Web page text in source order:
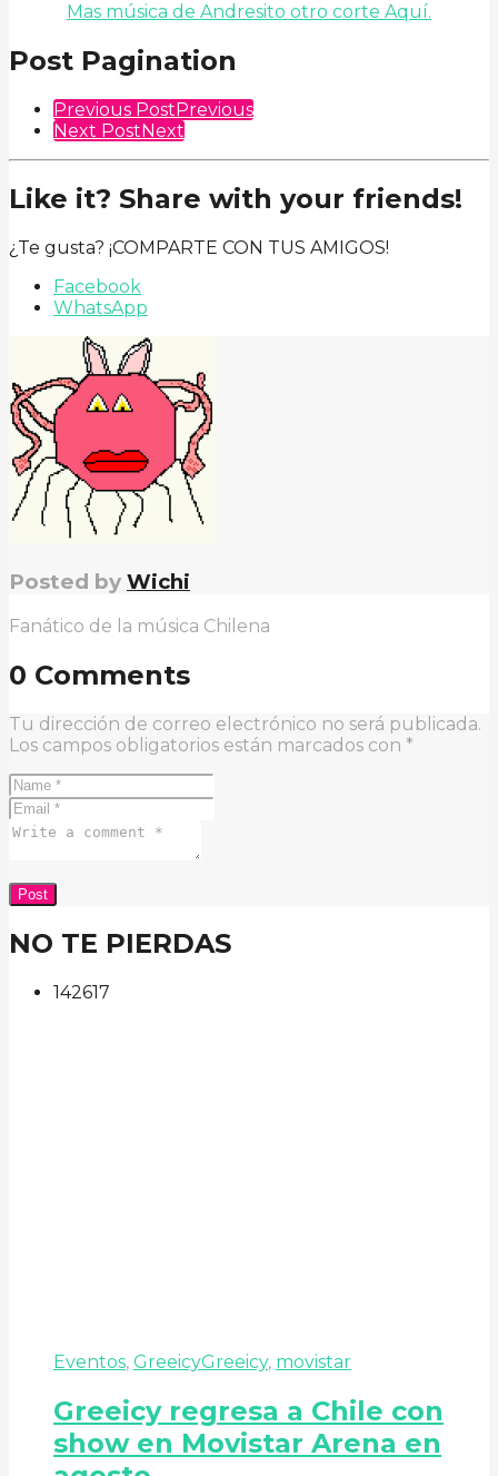
Mas música de Andresito otro corte Aquí.
Post Pagination
Previous PostPrevious
Next PostNext
Like it? Share with your friends!
¿Te gusta? ¡COMPARTE CON TUS AMIGOS!
Facebook
WhatsApp
Posted by Wichi
Fanático de la música Chilena
0 Comments
Tu dirección de correo electrónico no será publicada.
Los campos obligatorios están marcados con *
NO TE PIERDAS
142617
Eventos, GreeicyGreeicy, movistar
Greeicy regresa a Chile con
show en Movistar Arena en